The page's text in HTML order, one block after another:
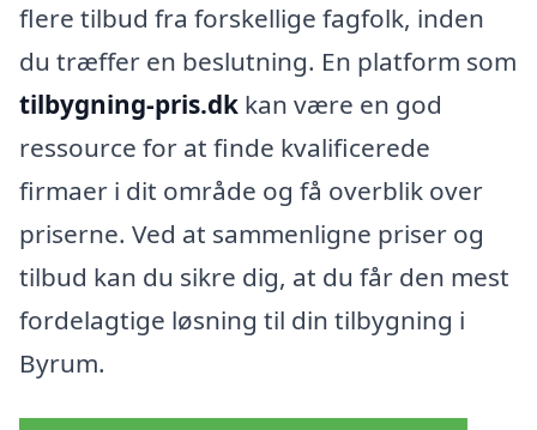
flere tilbud fra forskellige fagfolk, inden
du træffer en beslutning. En platform som
tilbygning-pris.dk kan være en god
ressource for at finde kvalificerede
firmaer i dit område og få overblik over
priserne. Ved at sammenligne priser og
tilbud kan du sikre dig, at du får den mest
fordelagtige løsning til din tilbygning i
Byrum.